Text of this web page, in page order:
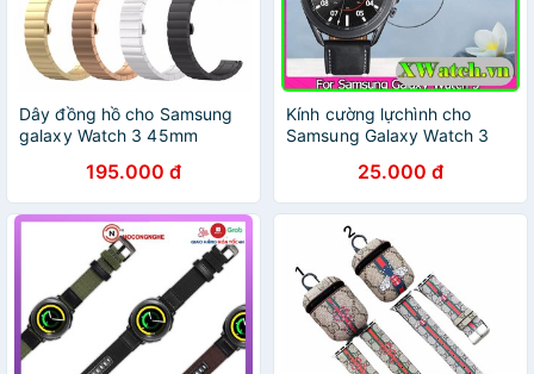
Dây đồng hồ cho Samsung
galaxy Watch 3 45mm
195.000 đ
Kính cường lựchình cho
Samsung Galaxy Watch 3
Watch 42mm 46 mm
25.000 đ